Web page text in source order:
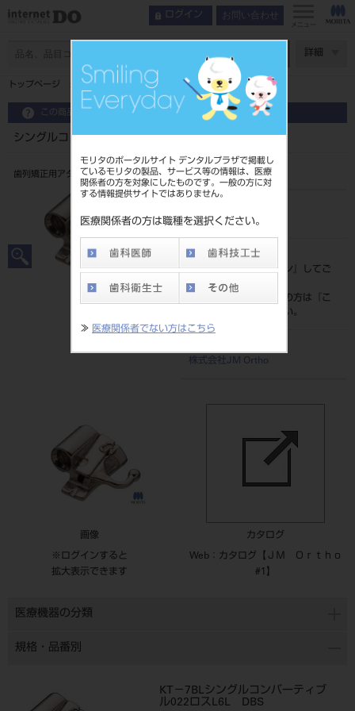
モリタのポータルサイト デンタルプラザで掲載し
ているモリタの製品、サービス等の情報は、医療
関係者の方を対象にしたものです。一般の方に対
する情報提供サイトではありません。
医療関係者の方は職種を選択ください。
≫ 医療関係者でない方はこちら
ログイン お問い合わせ
メニュー
詳細
トップページ シングルコンバーティブル ０２２ロス ＤＢＳ
この商品に関するお問い合わせ
シングルコンバーティブル ０２２ロス ＤＢＳ
歯列矯正用アタッチメント
206860234
標準価格
ログイン
』してご
覧ください。
ネット会員登録がまだの方は『
こ
』より登録ください。
株式会社JM Ortho
画像
※ログインすると
拡大表示できます
カタログ
Web：カタログ【ＪＭ Ｏｒｔｈｏ
#1】
医療機器の分類
規格・品番別
KT－7BLシングルコンバーティブ
ル022ロスL6L DBS